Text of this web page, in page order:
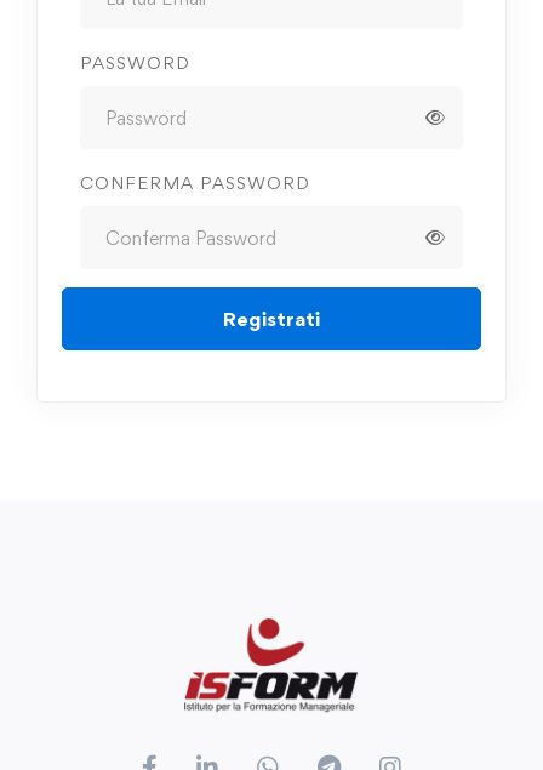
PASSWORD
CONFERMA PASSWORD
Registrati